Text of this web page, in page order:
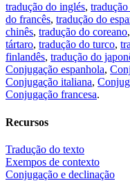
tradução do inglés,
do francês, tradução do
chinês, tradução do coreano,
tártaro, tradução do turco,
finlandês, tradução do
Conjugação espanhola,
Conjugação italiana,
Conjugação francesa.
Recursos
Tradução do texto
Exempos de contexto
Conjugação e declinação